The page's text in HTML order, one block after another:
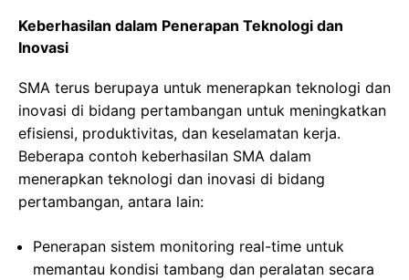
Keberhasilan dalam Penerapan Teknologi dan
Inovasi
SMA terus berupaya untuk menerapkan teknologi dan
inovasi di bidang pertambangan untuk meningkatkan
efisiensi, produktivitas, dan keselamatan kerja.
Beberapa contoh keberhasilan SMA dalam
menerapkan teknologi dan inovasi di bidang
pertambangan, antara lain:
Penerapan sistem monitoring real-time untuk
memantau kondisi tambang dan peralatan secara